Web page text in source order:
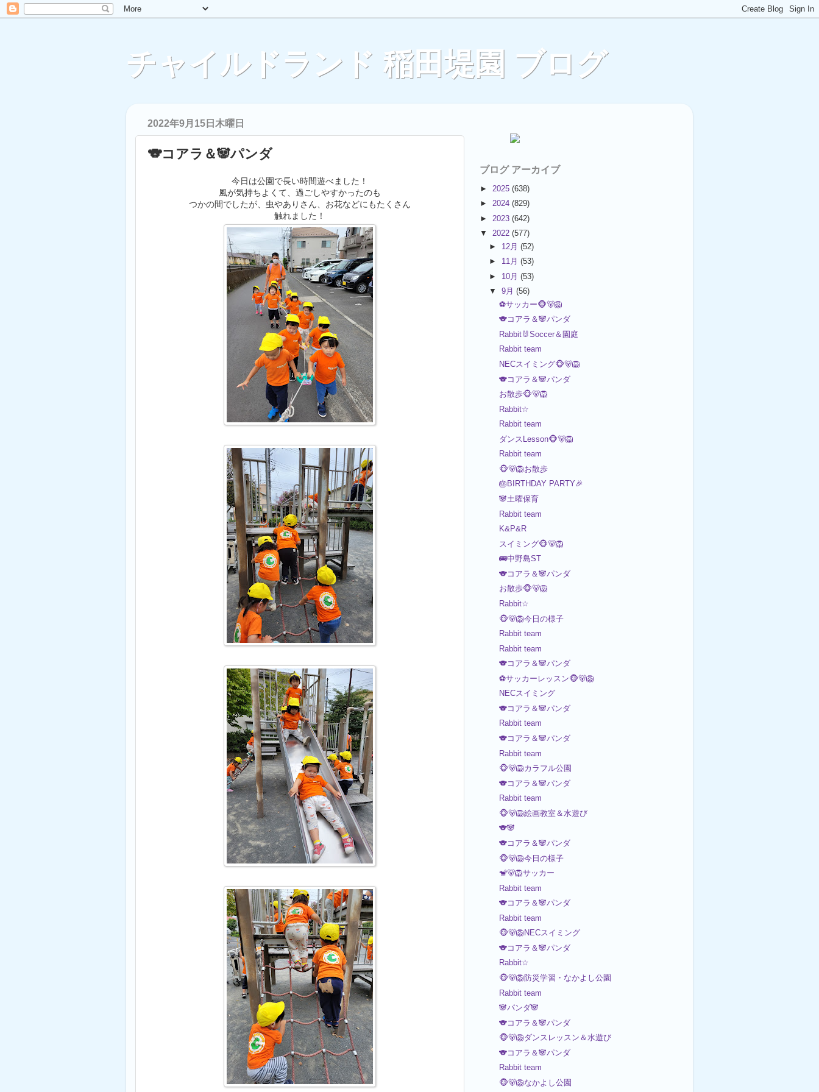
チャイルドランド 稲田堤園 ブログ
2022年9月15日木曜日
🐨コアラ＆🐼パンダ
今日は公園で長い時間遊べました！
風が気持ちよくて、過ごしやすかったのも
つかの間でしたが、虫やありさん、お花などにもたくさん
触れました！
ブログ アーカイブ
► 2025 (638)
► 2024 (829)
► 2023 (642)
▼ 2022 (577)
► 12月(52)
► 11月(53)
► 10月(53)
▼9月(56)
⚽️サッカー🐵🐻🦁
🐨コアラ＆🐼パンダ
Rabbit🐰Soccer＆園庭
Rabbit team
NECスイミング🐵🐻🦁
🐨コアラ＆🐼パンダ
お散歩🐵🐻🦁
Rabbit☆
Rabbit team
ダンスLesson🐵🐻🦁
Rabbit team
🐵🐻🦁お散歩
🎂BIRTHDAY PARTY🎉
🐼土曜保育
Rabbit team
K&P&R
スイミング🐵🐻🦁
🚌中野島ST
🐨コアラ＆🐼パンダ
お散歩🐵🐻🦁
Rabbit☆
🐵🐻🦁今日の様子
Rabbit team
Rabbit team
🐨コアラ＆🐼パンダ
⚽️サッカーレッスン🐵🐻🦁
NECスイミング
🐨コアラ＆🐼パンダ
Rabbit team
🐨コアラ＆🐼パンダ
Rabbit team
🐵🐻🦁カラフル公園
🐨コアラ＆🐼パンダ
Rabbit team
🐵🐻🦁絵画教室＆水遊び
🐨🐼
🐨コアラ＆🐼パンダ
🐵🐻🦁今日の様子
🐒🐻🦁サッカー
Rabbit team
🐨コアラ＆🐼パンダ
Rabbit team
🐵🐻🦁NECスイミング
🐨コアラ＆🐼パンダ
Rabbit☆
🐵🐻🦁防災学習・なかよし公園
Rabbit team
🐼パンダ🐼
🐨コアラ＆🐼パンダ
🐵🐻🦁ダンスレッスン＆水遊び
🐨コアラ＆🐼パンダ
Rabbit team
🐵🐻🦁なかよし公園